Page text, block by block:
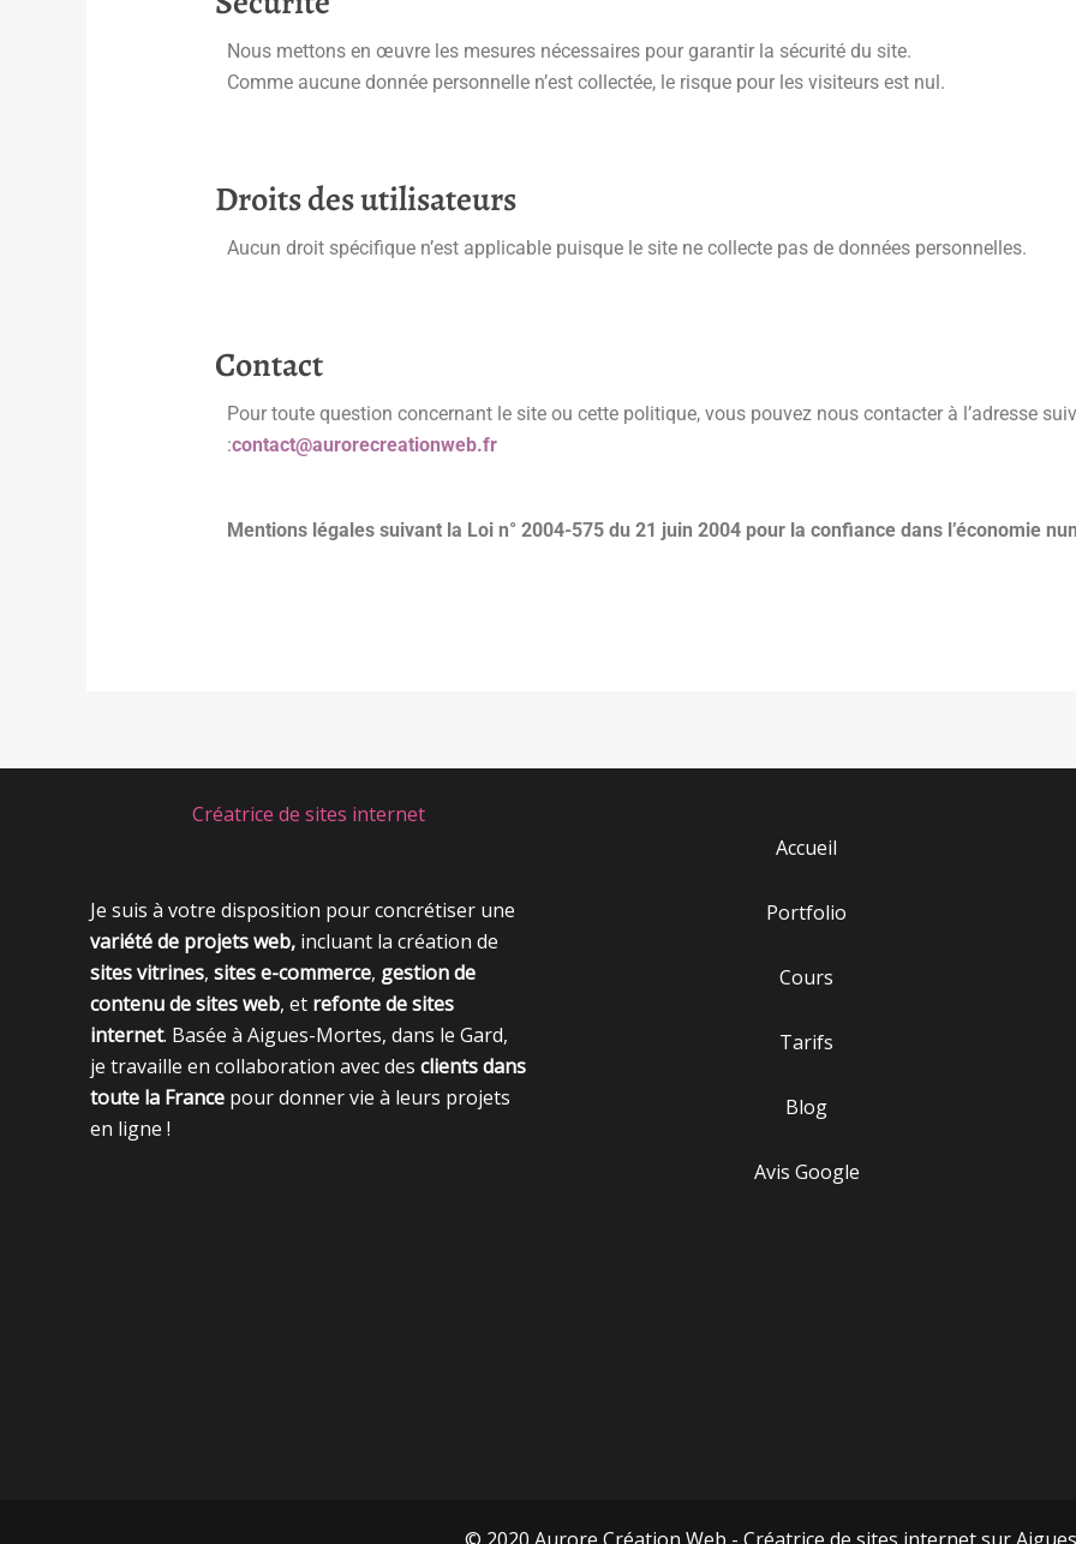
Nous mettons en œuvre les mesures nécessaires pour garantir la sécurité du site.
Comme aucune donnée personnelle n’est collectée, le risque pour les visiteurs est nul.
Droits des utilisateurs
Aucun droit spécifique n’est applicable puisque le site ne collecte pas de données personnelles.
Contact
Pour toute question concernant le site ou cette politique, vous pouvez nous contacter à l’adresse
:contact@aurorecreationweb.fr
Mentions légales suivant la Loi n° 2004-575 du 21 juin 2004 pour la confiance dans l’économie
Créatrice de sites internet
Je suis à votre disposition pour concrétiser une
variété de projets web, incluant la création de
sites vitrines, sites e-commerce, gestion de
contenu de sites web, et refonte de sites
internet. Basée à Aigues-Mortes, dans le Gard,
je travaille en collaboration avec des clients dans
toute la France pour donner vie à leurs projets
en ligne !
Accueil
Portfolio
Cours
Tarifs
Blog
Avis Google